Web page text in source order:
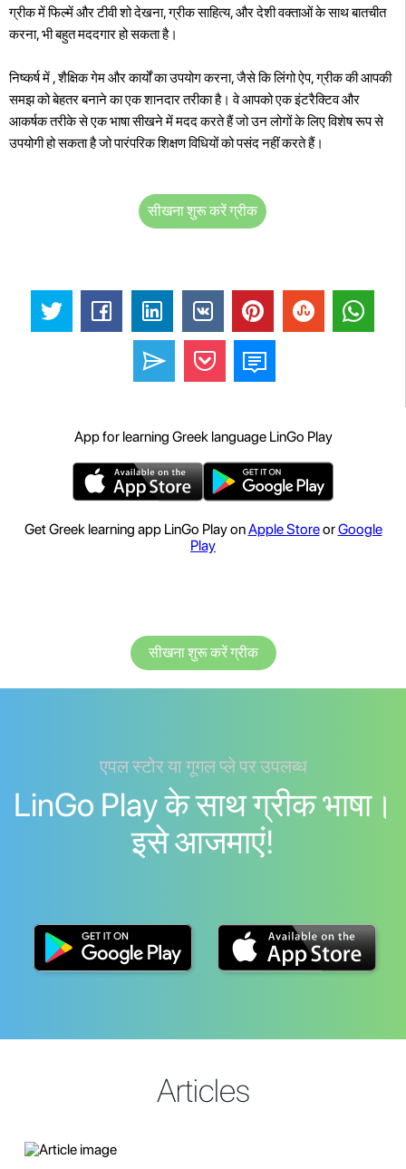
ग्रीक में फिल्में और टीवी शो देखना, ग्रीक साहित्य, और देशी वक्ताओं के साथ बातचीत
करना, भी बहुत मददगार हो सकता है।
निष्कर्ष में , शैक्षिक गेम और कार्यों का उपयोग करना, जैसे कि लिंगो ऐप, ग्रीक की आपकी
समझ को बेहतर बनाने का एक शानदार तरीका है। वे आपको एक इंटरैक्टिव और
आकर्षक तरीके से एक भाषा सीखने में मदद करते हैं जो उन लोगों के लिए विशेष रूप से
उपयोगी हो सकता है जो पारंपरिक शिक्षण विधियों को पसंद नहीं करते हैं।
सीखना शुरू करें ग्रीक
App for learning Greek language LinGo Play
Get Greek learning app LinGo Play onApple StoreorGoogle
Play
सीखना शुरू करें ग्रीक
एपल स्टोर या गूगल प्ले पर उपलब्ध
LinGo Play के साथ ग्रीक भाषा।
इसे आजमाएं!
Articles